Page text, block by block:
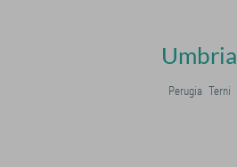
Umbria
Perugia Terni